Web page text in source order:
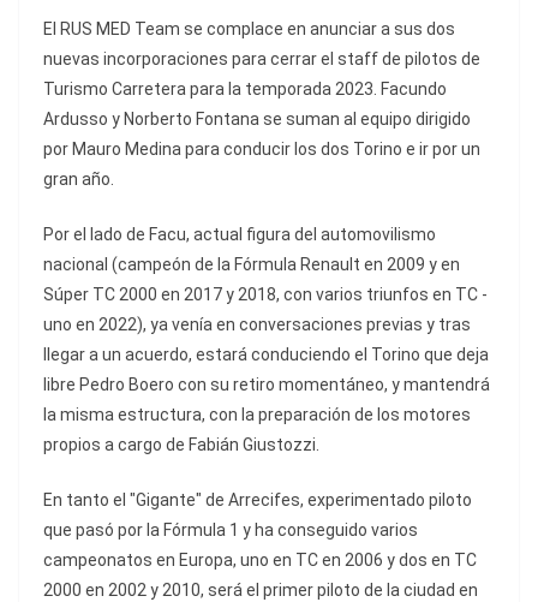
El RUS MED Team se complace en anunciar a sus dos
nuevas incorporaciones para cerrar el staff de pilotos de
Turismo Carretera para la temporada 2023. Facundo
Ardusso y Norberto Fontana se suman al equipo dirigido
por Mauro Medina para conducir los dos Torino e ir por un
gran año.
Por el lado de Facu, actual figura del automovilismo
nacional (campeón de la Fórmula Renault en 2009 y en
Súper TC 2000 en 2017 y 2018, con varios triunfos en TC -
uno en 2022), ya venía en conversaciones previas y tras
llegar a un acuerdo, estará conduciendo el Torino que deja
libre Pedro Boero con su retiro momentáneo, y mantendrá
la misma estructura, con la preparación de los motores
propios a cargo de Fabián Giustozzi.
En tanto el "Gigante" de Arrecifes, experimentado piloto
que pasó por la Fórmula 1 y ha conseguido varios
campeonatos en Europa, uno en TC en 2006 y dos en TC
2000 en 2002 y 2010, será el primer piloto de la ciudad en